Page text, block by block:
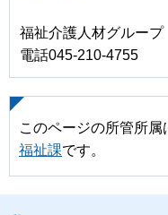
福祉介護人材グループ
電話045-210-4755
このページの所管所属
福祉課です。